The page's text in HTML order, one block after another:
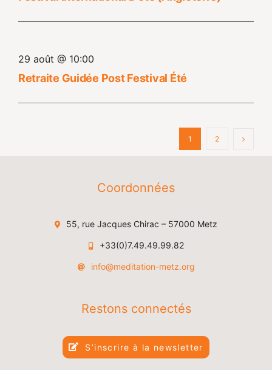
29 août @ 10:00
Retraite Guidée Post Festival Été
1 2
Coordonnées
55, rue Jacques Chirac – 57000 Metz
+33(0)7.49.49.99.82
info@meditation-metz.org
Restons connectés
S’inscrire à la newsletter